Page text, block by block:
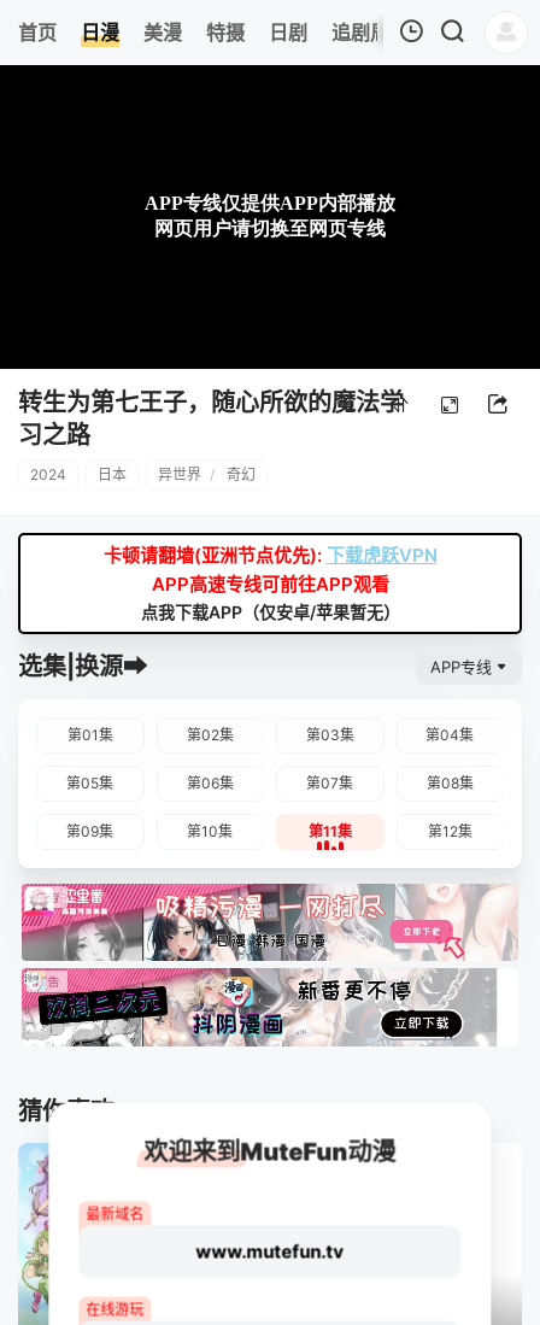
首页 日漫 美漫 特摄 日剧 追剧周表 今日更新
转生为第七王子，随心所欲的魔法学
习之路
2024 日本 异世界 / 奇幻
卡顿请翻墙(亚洲节点优先): 下载虎跃VPN
APP高速专线可前往APP观看
点我下载APP（仅安卓/苹果暂无）
选集|换源➡ APP专线
第01集 第02集 第03集 第04集
第05集 第06集 第07集 第08集
第09集 第10集 第11集 第12集
猜你喜欢
欢迎来到MuteFun动漫
最新域名
www.mutefun.tv
在线游玩